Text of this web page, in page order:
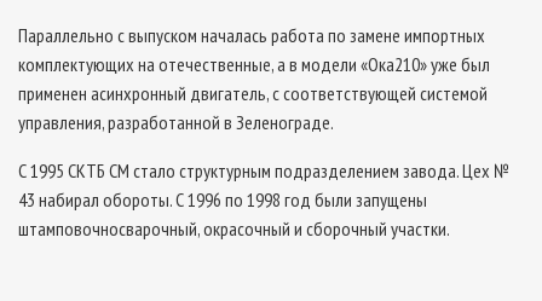
Параллельно с выпуском началась работа по замене импортных
комплектующих на отечественные, а в модели «Ока­210» уже был
применен асинхронный двигатель, с соответствующей системой
управления, разработанной в Зеленограде.
С 1995 СКТБ СМ стало структурным подразделением завода. Цех №
43 набирал обороты. С 1996 по 1998 год были запущены
штамповочно­сварочный, окрасочный и сборочный участки.